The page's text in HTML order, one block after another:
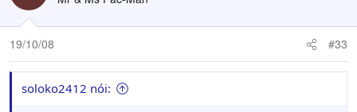
19/10/08 #33
soloko2412 nói: